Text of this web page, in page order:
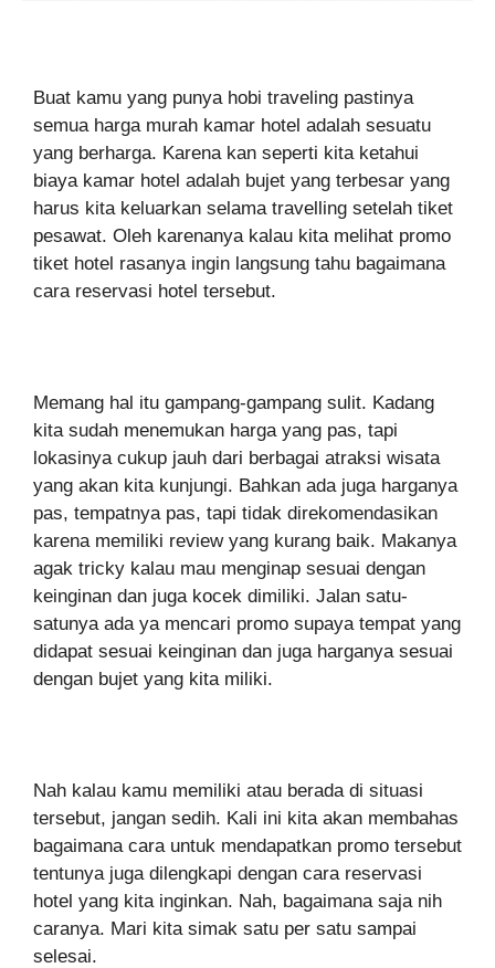
Buat kamu yang punya hobi traveling pastinya
semua harga murah kamar hotel adalah sesuatu
yang berharga. Karena kan seperti kita ketahui
biaya kamar hotel adalah bujet yang terbesar yang
harus kita keluarkan selama travelling setelah tiket
pesawat. Oleh karenanya kalau kita melihat promo
tiket hotel rasanya ingin langsung tahu bagaimana
cara reservasi hotel tersebut.
Memang hal itu gampang-gampang sulit. Kadang
kita sudah menemukan harga yang pas, tapi
lokasinya cukup jauh dari berbagai atraksi wisata
yang akan kita kunjungi. Bahkan ada juga harganya
pas, tempatnya pas, tapi tidak direkomendasikan
karena memiliki review yang kurang baik. Makanya
agak tricky kalau mau menginap sesuai dengan
keinginan dan juga kocek dimiliki. Jalan satu-
satunya ada ya mencari promo supaya tempat yang
didapat sesuai keinginan dan juga harganya sesuai
dengan bujet yang kita miliki.
Nah kalau kamu memiliki atau berada di situasi
tersebut, jangan sedih. Kali ini kita akan membahas
bagaimana cara untuk mendapatkan promo tersebut
tentunya juga dilengkapi dengan cara reservasi
hotel yang kita inginkan. Nah, bagaimana saja nih
caranya. Mari kita simak satu per satu sampai
selesai.